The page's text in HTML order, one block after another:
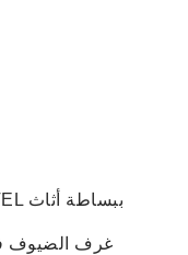
غرف الضيوف